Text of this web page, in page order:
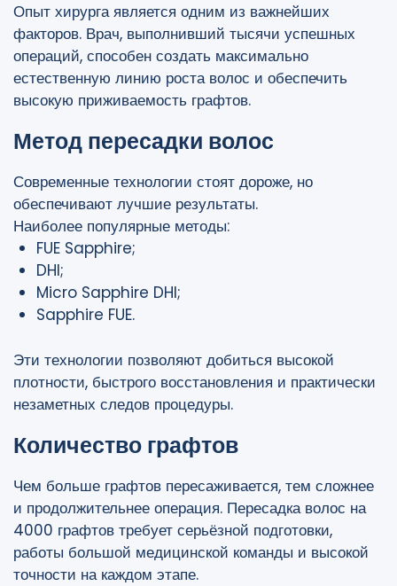
Опыт хирурга является одним из важнейших
факторов. Врач, выполнивший тысячи успешных
операций, способен создать максимально
естественную линию роста волос и обеспечить
высокую приживаемость графтов.
Метод пересадки волос
Современные технологии стоят дороже, но
обеспечивают лучшие результаты.
Наиболее популярные методы:
FUE Sapphire;
DHI;
Micro Sapphire DHI;
Sapphire FUE.
Эти технологии позволяют добиться высокой
плотности, быстрого восстановления и практически
незаметных следов процедуры.
Количество графтов
Чем больше графтов пересаживается, тем сложнее
и продолжительнее операция. Пересадка волос на
4000 графтов требует серьёзной подготовки,
работы большой медицинской команды и высокой
точности на каждом этапе.